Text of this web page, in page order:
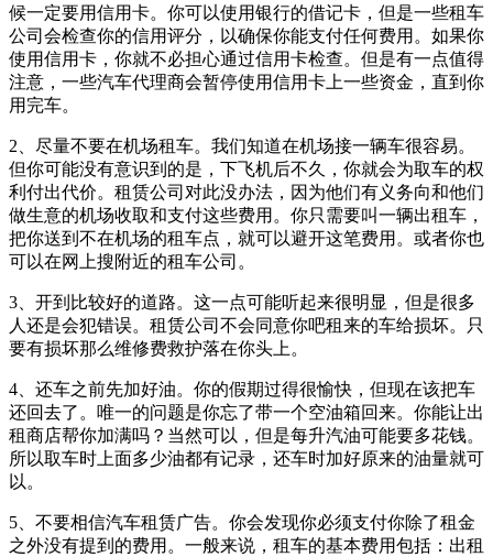
候一定要用信用卡。你可以使用银行的借记卡，但是一些租车
公司会检查你的信用评分，以确保你能支付任何费用。如果你
使用信用卡，你就不必担心通过信用卡检查。但是有一点值得
注意，一些汽车代理商会暂停使用信用卡上一些资金，直到你
用完车。
2、尽量不要在机场租车。我们知道在机场接一辆车很容易。
但你可能没有意识到的是，下飞机后不久，你就会为取车的权
利付出代价。租赁公司对此没办法，因为他们有义务向和他们
做生意的机场收取和支付这些费用。你只需要叫一辆出租车，
把你送到不在机场的租车点，就可以避开这笔费用。或者你也
可以在网上搜附近的租车公司。
3、开到比较好的道路。这一点可能听起来很明显，但是很多
人还是会犯错误。租赁公司不会同意你吧租来的车给损坏。只
要有损坏那么维修费救护落在你头上。
4、还车之前先加好油。你的假期过得很愉快，但现在该把车
还回去了。唯一的问题是你忘了带一个空油箱回来。你能让出
租商店帮你加满吗？当然可以，但是每升汽油可能要多花钱。
所以取车时上面多少油都有记录，还车时加好原来的油量就可
以。
5、不要相信汽车租赁广告。你会发现你必须支付你除了租金
之外没有提到的费用。一般来说，租车的基本费用包括：出租